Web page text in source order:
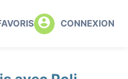
CONNEXION